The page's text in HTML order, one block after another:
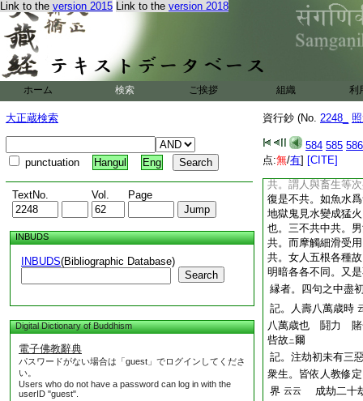
Link to the version 2015 Link to the version 2018
ホーム 検索 ご挨拶 組織 利
大正蔵検索
punctuation Hangul Eng
TextNo. Vol. Page
INBUDS
INBUDS(Bibliographic Database)
Search
Digital Dictionary of Buddhism
電子佛教辭典
パスワードがない場合は「guest」でログインしてくださ
い。
Users who do not have a password can log in with the
userID "guest".
資行鈔 (No. 2248_
584 585 586
点:無/有] [CITE]
文。六群爲斷淨人
六群於人前罵彼
云云 如此文讀
抄。一人生國中皆
欲界云國中歟。倶
亦爾故
簡正記
器不同四句料簡。
頼耶識共變。此器
共。謂人與畜生等
復是不共。如魚水
地獄鬼見水變成猛
也。三不共中共。
共。而摩觸細滑受
共。女人五根各種
明暗各各不同。又
縁者。四句之中盡
記。人壽八萬歳時
八萬歳也 鬪力 賭
呰故ニ爾
記。注劫初未有三
衆生。皆依人教修
界 云云
成劫二十